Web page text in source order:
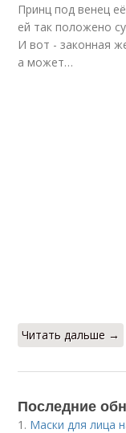
Принц под венец
ей так положено
И вот - законная
а может…
Читать дальше →
Последние
1. Маски для лица